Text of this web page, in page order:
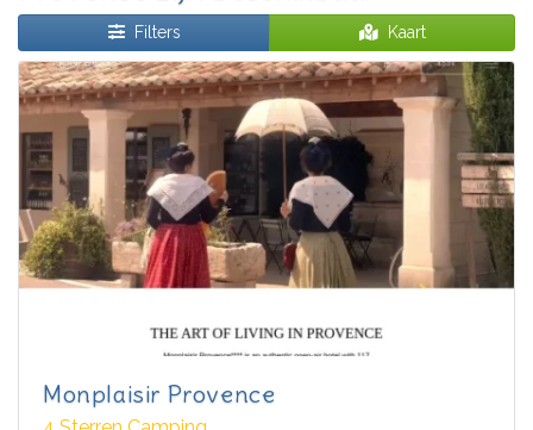
Filters Kaart
Monplaisir Provence